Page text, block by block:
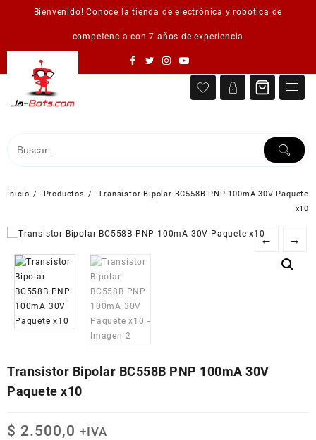
Bienvenido! Conoce la tienda de electrónica y robótica de
competencia con 7 años de experiencia
Inicio Productos
Transistor Bipolar BC558B PNP 100mA 30V Paquete
x10
← →
Transistor Bipolar BC558B PNP 100mA 30V
Paquete x10
$ 2.500,0 +IVA